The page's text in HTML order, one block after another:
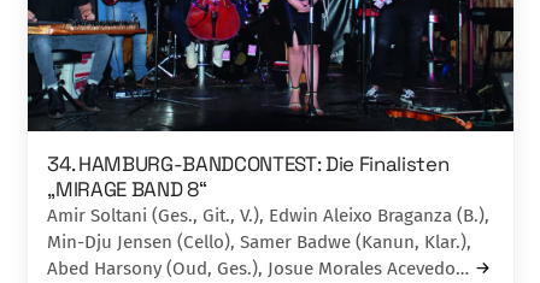
34. HAMBURG-BANDCONTEST: Die Finalisten
„MIRAGE BAND 8“
Amir Soltani (Ges., Git., V.), Edwin Aleixo Braganza (B.),
Min-Dju Jensen (Cello), Samer Badwe (Kanun, Klar.),
Abed Harsony (Oud, Ges.), Josue Morales Acevedo…